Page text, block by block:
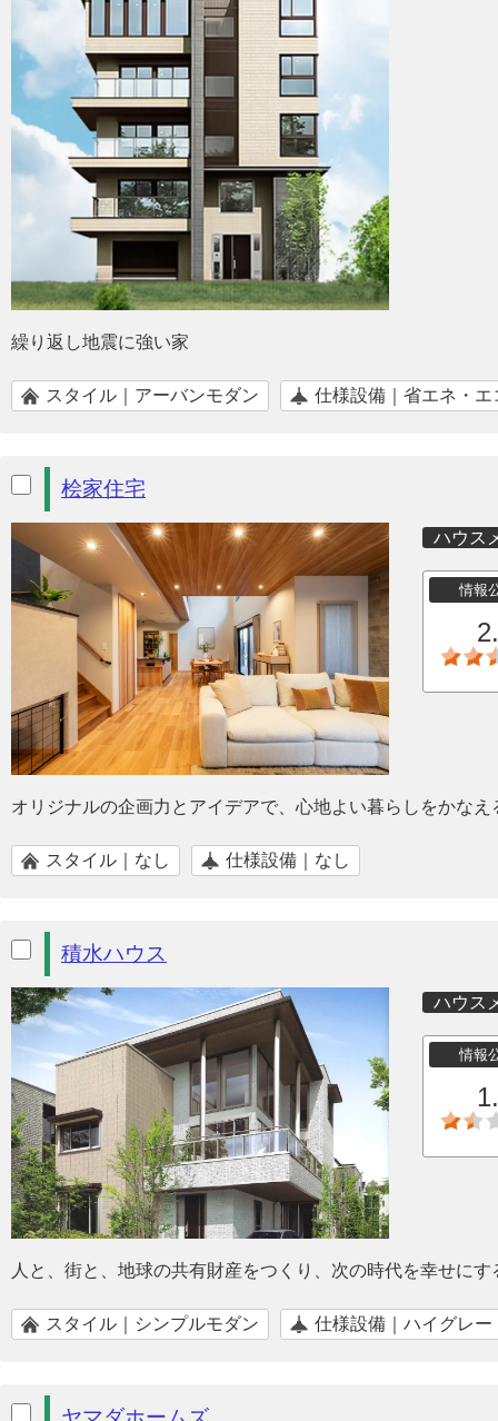
繰り返し地震に強い家
スタイル｜アーバンモダン 仕様設備｜省エネ・エ
桧家住宅
ハウス
情報
オリジナルの企画力とアイデアで、心地よい暮らしをかなえ
スタイル｜なし 仕様設備｜なし
積水ハウス
ハウス
情報
人と、街と、地球の共有財産をつくり、次の時代を幸せに
スタイル｜シンプルモダン 仕様設備｜ハイグレー